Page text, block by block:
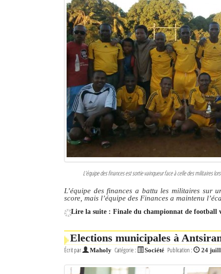
Diego Suarez Pratique
Les Petites Annonces
La Tribune de Diego en PDF
Connexion
L’équipe des finances est sortie vainqueur face à celle des militaires
L’équipe des finances a battu les militaires sur
score, mais l’équipe des Finances a maintenu
Lire la suite : Finale du championnat de football
Elections municipales à
Écrit par Maholy Catégorie : Société Publication : 24